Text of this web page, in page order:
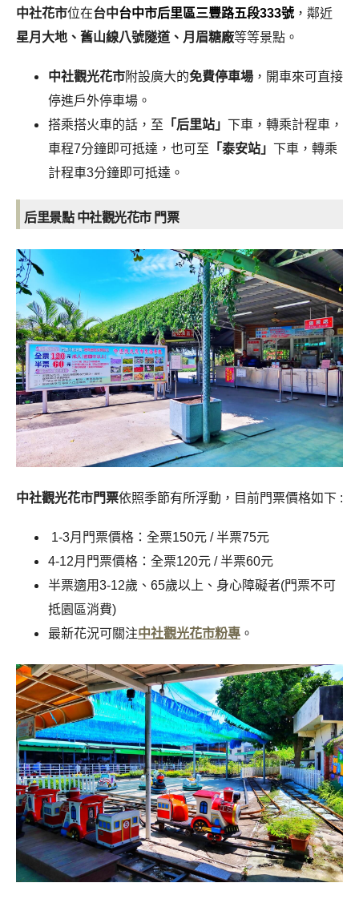
中社花市位在台中台中市后里區三豐路五段333號，鄰近
星月大地、舊山線八號隧道、月眉糖廠等等景點。
中社觀光花市附設廣大的免費停車場 ，開車來可直接
停進戶外停車場。
搭乘搭火車的話，至 「后里站」 下車，轉乘計程車，
車程7分鐘即可抵達，也可至 「泰安站」 下車，轉乘
計程車3分鐘即可抵達。
后里景點 中社觀光花市 門票
中社觀光花市門票依照季節有所浮動，目前門票價格如下 :
1-3月門票價格：全票150元 / 半票75元
4-12月門票價格：全票120元 / 半票60元
半票適用3-12歲、65歲以上、身心障礙者(門票不可
抵園區消費)
最新花況可關注中社觀光花市粉專 。